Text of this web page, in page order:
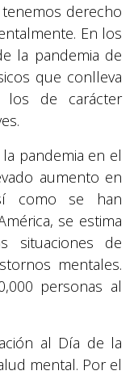
derecho
En los
la pandemia de
que conlleva
los de carácter
pandemia en el
aumento en
como se han
se estima
de
mentales.
personas al
al Día de la
mental. Por el